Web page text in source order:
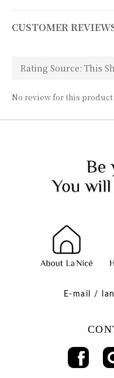
CUSTOMER
No review for this product
E-mail /